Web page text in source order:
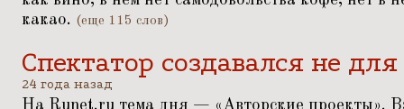
какао. (еще 115 слов)
Спектатор создавался не для
24 года назад
На Runet.ru тема дня — « Авторские проекты».